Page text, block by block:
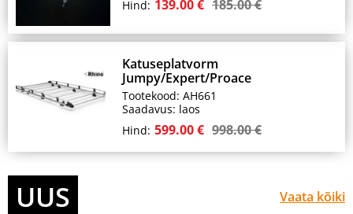
Hind: 139.00 € 185.00 €
Katuseplatvorm
Jumpy/Expert/Proace
Tootekood: AH661
Saadavus: laos
Hind: 599.00 € 998.00 €
UUS Vaata kõiki